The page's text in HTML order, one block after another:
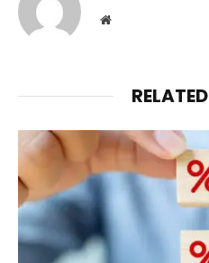
Website
RELATED